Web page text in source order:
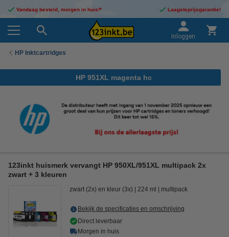
Vandaag besteld, morgen in huis!* Laagsteprijsgarantie!
Inloggen
HP Inktcartridges
HP 951XL magenta hc
123inkt huismerk vervangt HP 950XL/951XL multipack 2x
zwart + 3 kleuren
zwart (2x) en kleur (3x) 224 ml multipack
Bekijk de specificaties en omschrijving
Direct leverbaar
Morgen in huis